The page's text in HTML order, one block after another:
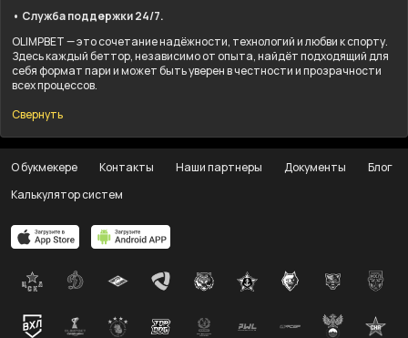
• Служба поддержки 24/7.
OLIMPBET — это сочетание надёжности, технологий и любви к спорту.
Здесь каждый беттор, независимо от опыта, найдёт подходящий для
себя формат пари и может быть уверен в честности и прозрачности
всех процессов.
Свернуть
О букмекере Контакты Наши партнеры Документы
Блог
Калькулятор систем